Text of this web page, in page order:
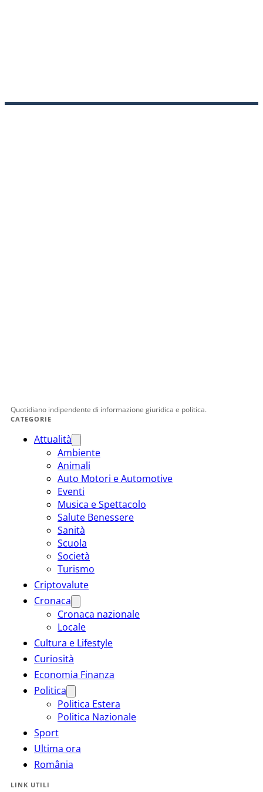
Quotidiano indipendente di informazione giuridica e politica.
CATEGORIE
Attualità
Ambiente
Animali
Auto Motori e Automotive
Eventi
Musica e Spettacolo
Salute Benessere
Sanità
Scuola
Società
Turismo
Criptovalute
Cronaca
Cronaca nazionale
Locale
Cultura e Lifestyle
Curiosità
Economia Finanza
Politica
Politica Estera
Politica Nazionale
Sport
Ultima ora
România
LINK UTILI